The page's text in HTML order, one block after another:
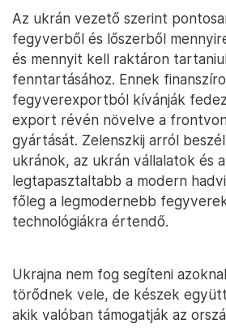
Az ukrán vezető szerint
fegyverből és lőszerből
és mennyit kell raktáron
fenntartásához. Ennek
fegyverexportból kívánják
export révén növelve a
gyártását. Zelenszkij arról
ukránok, az ukrán vállalatok és
legtapasztaltabb a modern
főleg a legmodernebb
technológiákra értendő.
Ukrajna nem fog segíteni
törődnek vele, de készek
akik valóban támogatják az